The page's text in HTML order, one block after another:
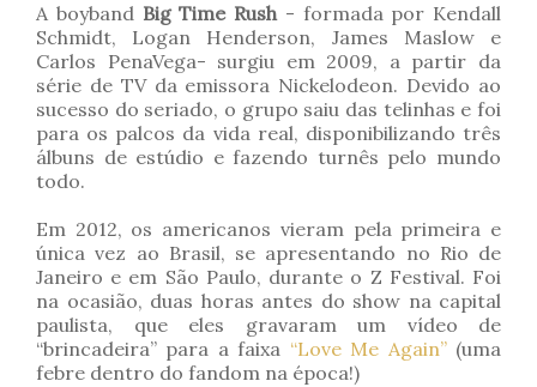
A boyband Big Time Rush- formada por Kendall
Schmidt, Logan Henderson, James Maslow e
Carlos PenaVega- surgiu em 2009, a partir da
série de TV da emissora Nickelodeon. Devido ao
sucesso do seriado, o grupo saiu das telinhas e foi
para os palcos da vida real, disponibilizando três
álbuns de estúdio e fazendo turnês pelo mundo
todo.
Em 2012, os americanos vieram pela primeira e
única vez ao Brasil, se apresentando no Rio de
Janeiro e em São Paulo, durante o Z Festival. Foi
na ocasião, duas horas antes do show na capital
paulista, que eles gravaram um vídeo de
“brincadeira” para a faixa “Love Me Again”(uma
febre dentro do fandom na época!)